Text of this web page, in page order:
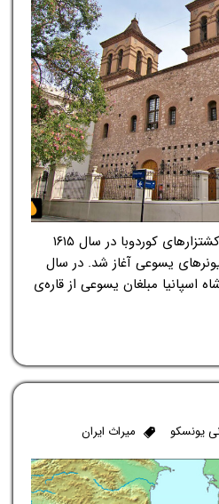
کار ساخت ساختمان یسوعی و کشتزارهای کوردوبا در سال ۱۶۱۵
یسوعی آغاز شد. در سال
اسپانیا مبلغان یسوعی از قاره‌ی
یونسکو میراث ایران